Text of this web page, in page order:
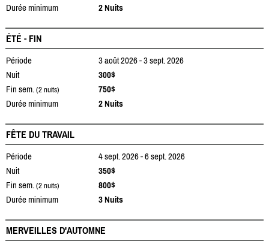
Durée minimum
2 Nuits
ÉTÉ - FIN
Période
3 août 2026 - 3 sept. 2026
Nuit
300$
Fin sem. (2 nuits)
750$
Durée minimum
2 Nuits
FÊTE DU TRAVAIL
Période
4 sept. 2026 - 6 sept. 2026
Nuit
350$
Fin sem. (2 nuits)
800$
Durée minimum
3 Nuits
MERVEILLES D'AUTOMNE